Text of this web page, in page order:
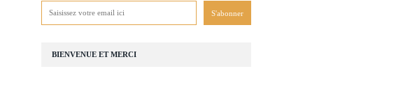
BIENVENUE ET MERCI